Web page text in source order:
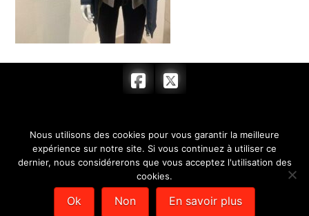
ACCUEIL FEMME
HOMME
ACCESSOIRES
BOUTIQUE
HORAIRES
CONTACT
SIRET : 351 779 384 00012 -
Mentions légales- Création de sites
Nous utilisons des cookies pour vous garantir la meilleure
expérience sur notre site. Si vous continuez à utiliser ce
dernier, nous considérerons que vous acceptez l'utilisation des
cookies.
Ok Non En savoir plus